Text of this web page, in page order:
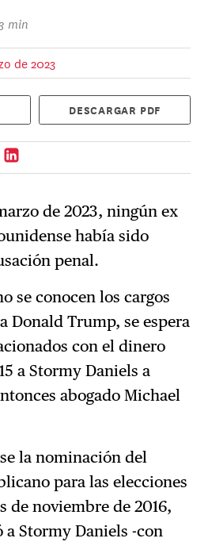
min
de 2023
DESCARGAR PDF
de 2023, ningún ex
había sido
penal.
se conocen los cargos
Donald Trump, se espera
con el dinero
a Stormy Daniels a
abogado Michael
la nominación del
para las elecciones
de noviembre de 2016,
a Stormy Daniels -con